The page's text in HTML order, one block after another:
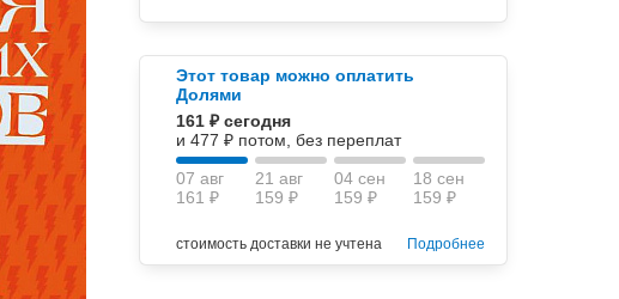
Этот товар можно оплатить
Долями
161 ₽ сегодня
и 477 ₽ потом, без переплат
07 авг
161 ₽
21 авг
159 ₽
04 сен
159 ₽
18 сен
159 ₽
стоимость доставки не учтена Подробнее